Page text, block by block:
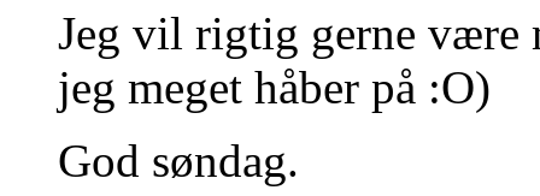
Jeg vil rigtig gerne være
jeg meget håber på :O)
God søndag.